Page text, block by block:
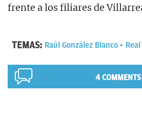
frente a los filiares de
TEMAS: Raúl González Blanco
4 COMMENTS